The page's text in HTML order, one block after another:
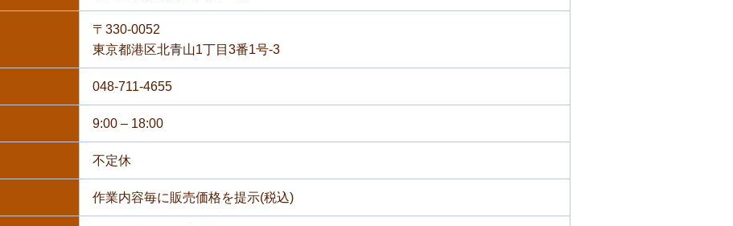
〒330-0052
東京都港区北青山1丁目3番1号-3
048-711-4655
9:00 – 18:00
不定休
作業内容毎に販売価格を提示(税込)